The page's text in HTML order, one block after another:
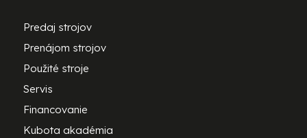
Predaj strojov
Prenájom strojov
Použité stroje
Servis
Financovanie
Kubota akadémia